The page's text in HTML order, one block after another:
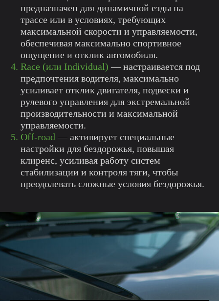
предназначен для динамичной езды на
трассе или в условиях, требующих
максимальной скорости и управляемости,
обеспечивая максимально спортивное
ощущение и отклик автомобиля.
Race (или Individual)— настраивается под
предпочтения водителя, максимально
усиливает отклик двигателя, подвески и
рулевого управления для экстремальной
производительности и максимальной
управляемости.
Off-road — активирует специальные
настройки для бездорожья, повышая
клиренс, усиливая работу систем
стабилизации и контроля тяги, чтобы
преодолевать сложные условия бездорожья.